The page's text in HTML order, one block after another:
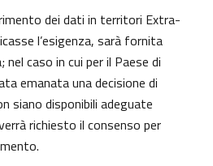
dei dati in territori Extra-
l’esigenza, sarà fornita
caso in cui per il Paese di
emanata una decisione di
siano disponibili adeguate
richiesto il consenso per